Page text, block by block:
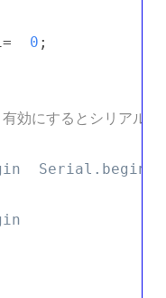
0 ;
にするとシリアル出
Serial.begin